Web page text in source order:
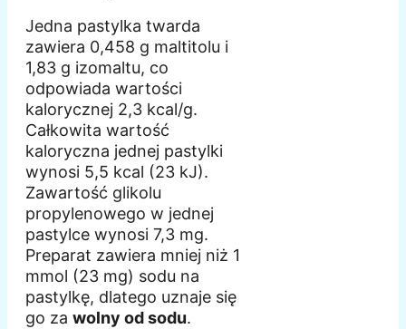
Jedna pastylka twarda
zawiera 0,458 g maltitolu i
1,83 g izomaltu, co
odpowiada wartości
kalorycznej 2,3 kcal/g.
Całkowita wartość
kaloryczna jednej pastylki
wynosi 5,5 kcal (23 kJ).
Zawartość glikolu
propylenowego w jednej
pastylce wynosi 7,3 mg.
Preparat zawiera mniej niż 1
mmol (23 mg) sodu na
pastylkę, dlatego uznaje się
go za wolny od sodu.